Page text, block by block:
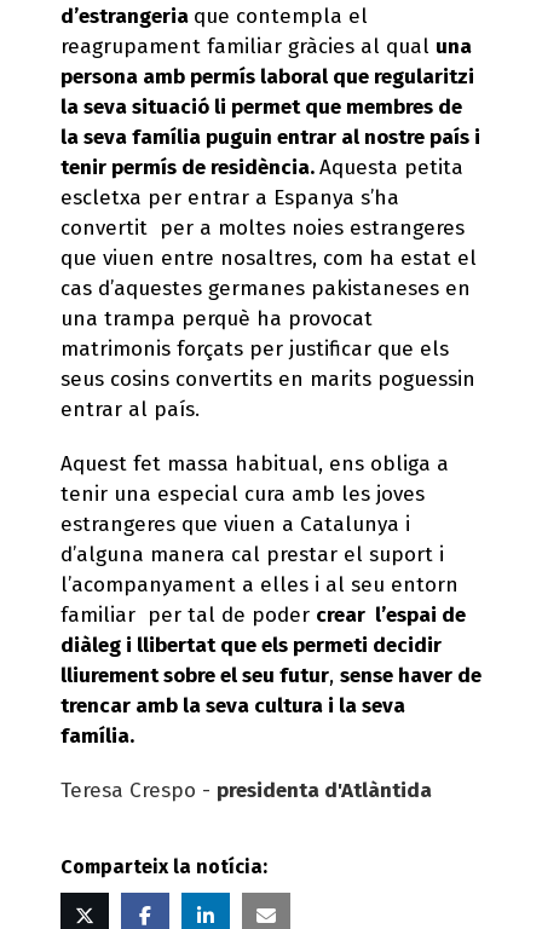
d’estrangeria que contempla el
reagrupament familiar gràcies al qual una
persona amb permís laboral que regularitzi
la seva situació li permet que membres de
la seva família puguin entrar al nostre país i
tenir permís de residència.Aquesta petita
escletxa per entrar a Espanya s’ha
convertit per a moltes noies estrangeres
que viuen entre nosaltres, com ha estat el
cas d’aquestes germanes pakistaneses en
una trampa perquè ha provocat
matrimonis forçats per justificar que els
seus cosins convertits en marits poguessin
entrar al país.
Aquest fet massa habitual, ens obliga a
tenir una especial cura amb les joves
estrangeres que viuen a Catalunya i
d’alguna manera cal prestar el suport i
l’acompanyament a elles i al seu entorn
familiar per tal de poder crear l’espai de
diàleg i llibertat que els permeti decidir
lliurement sobre el seu futur, sense haver de
trencar amb la seva cultura i la seva
família.
Teresa Crespo - presidenta d'Atlàntida
Comparteix la notícia:
Twitter FacebookLinked